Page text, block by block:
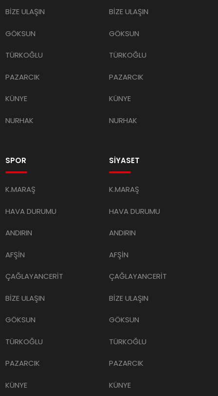
BİZE ULAŞIN
GÖKSUN
TÜRKOĞLU
PAZARCIK
KÜNYE
NURHAK
BİZE ULAŞIN
GÖKSUN
TÜRKOĞLU
PAZARCIK
KÜNYE
NURHAK
SPOR
K.MARAŞ
HAVA DURUMU
ANDIRIN
AFŞİN
ÇAĞLAYANCERİT
BİZE ULAŞIN
GÖKSUN
TÜRKOĞLU
PAZARCIK
KÜNYE
SİYASET
K.MARAŞ
HAVA DURUMU
ANDIRIN
AFŞİN
ÇAĞLAYANCERİT
BİZE ULAŞIN
GÖKSUN
TÜRKOĞLU
PAZARCIK
KÜNYE